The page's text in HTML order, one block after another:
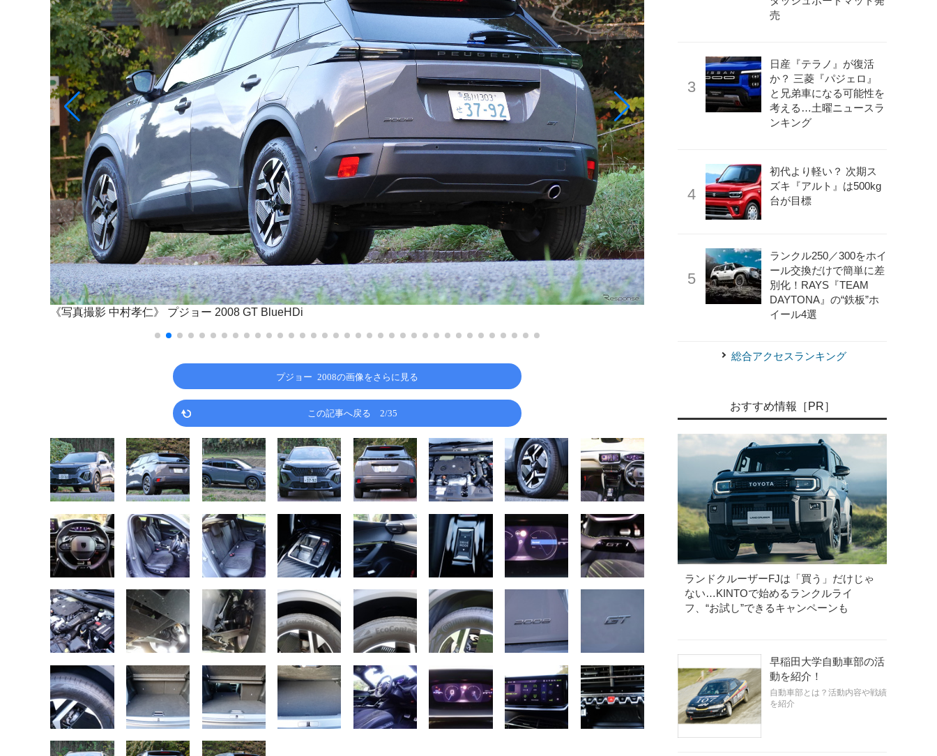
《写真撮影 中村孝仁》 プジョー 2008 GT BlueHDi
《写真撮影 中村孝仁》 プジョー 2008 GT BlueHDi
プジョー 2008の画像をさらに見る
この記事へ戻る 2/35
売
日産『テラノ』が復活
か？ 三菱『パジェロ』
と兄弟車になる可能性を
考える…土曜ニュースラ
ンキング
初代より軽い？ 次期ス
ズキ『アルト』は500kg
台が目標
ランクル250／300をホイ
ール交換だけで簡単に差
別化！RAYS『TEAM
DAYTONA』の“鉄板”ホ
イール4選
総合アクセスランキング
おすすめ情報［PR］
ランドクルーザーFJは「買う」だけじゃ
ない…KINTOで始めるランクルライ
フ、“お試し”できるキャンペーンも
早稲田大学自動車部の活
動を紹介！
自動車部とは？活動内容や戦績
を紹介